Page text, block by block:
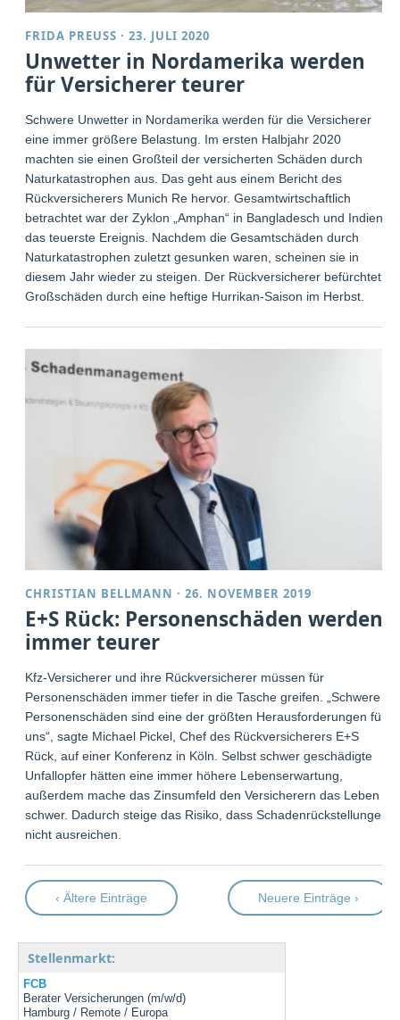
FRIDA PREUSS ·23. JULI 2020
Unwetter in Nordamerika werden
für Versicherer teurer
Schwere Unwetter in Nordamerika werden für die Versicherer
eine immer größere Belastung. Im ersten Halbjahr 2020
machten sie einen Großteil der versicherten Schäden durch
Naturkatastrophen aus. Das geht aus einem Bericht des
Rückversicherers Munich Re hervor. Gesamtwirtschaftlich
betrachtet war der Zyklon „Amphan“ in Bangladesch und Indien
das teuerste Ereignis. Nachdem die Gesamtschäden durch
Naturkatastrophen zuletzt gesunken waren, scheinen sie in
diesem Jahr wieder zu steigen. Der Rückversicherer befürchtet
Großschäden durch eine heftige Hurrikan-Saison im Herbst.
CHRISTIAN BELLMANN ·26. NOVEMBER 2019
E+S Rück: Personenschäden werden
immer teurer
Kfz-Versicherer und ihre Rückversicherer müssen für
Personenschäden immer tiefer in die Tasche greifen. „Schwere
Personenschäden sind eine der größten Herausforderungen für
uns“, sagte Michael Pickel, Chef des Rückversicherers E+S
Rück, auf einer Konferenz in Köln. Selbst schwer geschädigte
Unfallopfer hätten eine immer höhere Lebenserwartung,
außerdem mache das Zinsumfeld den Versicherern das Leben
schwer. Dadurch steige das Risiko, dass Schadenrückstellungen
nicht ausreichen.
‹ Ältere Einträge Neuere Einträge ›
Stellenmarkt:
FCB
Berater Versicherungen (m/w/d)
Hamburg / Remote / Europa